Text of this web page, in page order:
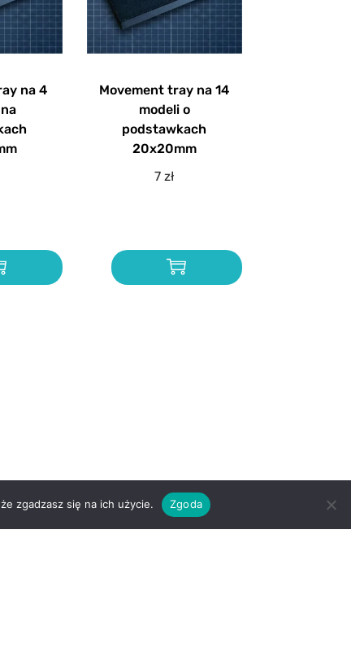
na 4
Movement tray na 14
modeli o
podstawkach
20x20mm
7zł
zgadzasz się na ich użycie. Zgoda